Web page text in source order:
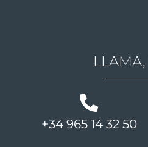
+34 965 14 32 50